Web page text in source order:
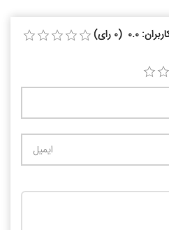
0.0 (0 رای)